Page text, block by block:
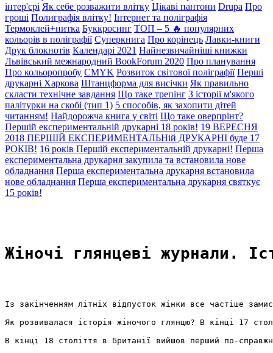
інтер'єрі Як себе розважити влітку Цікаві пантони Drupa Про
гроші Полиграфія влітку! Інтернет та поліграфія
Термоклей+нитка Буккросинг ТОП – 5 🔥 популярних
кольорів в поліграфії Суперкнига Про корінець Лавки-книги
Друк блокнотів Календарі 2021 Найнезвичайніші книжки
Львівський межнародний BookForum 2020 Про планування
Про кольоропробу CMYK Розвиток світової поліграфії Перші
друкарні Харкова Штанцформа для висічки Як правильно
скласти технічне завдання Що таке трепінг З історії м'якого
палітурки на скобі (тип 1) 5 способів, як захопити дітей
читанням! Найдорожча книга у світі Що таке оверпрінт?
Першій експериментальній друкарні 18 років! 19 ВЕРЕСНЯ
2018 ПЕРШІЙ ЕКСПЕРИМЕНТАЛЬНій ДРУКАРНІ буде 17
РОКІВ! 16 років Першій експериментальній друкарні! Перша
експериментальна друкарня закупила та встановила нове
обладнання Перша експериментальна друкарня встановила
нове обладнання Перша експериментальна друкарня святкує
15 років!
Жіночі глянцеві журнали.
Із закінченням літніх відпусток жінки все частіше
Як розвивалася історія жіночого глянцю? В кінці 17
В кінці 18 століття в Британії вийшов перший по-